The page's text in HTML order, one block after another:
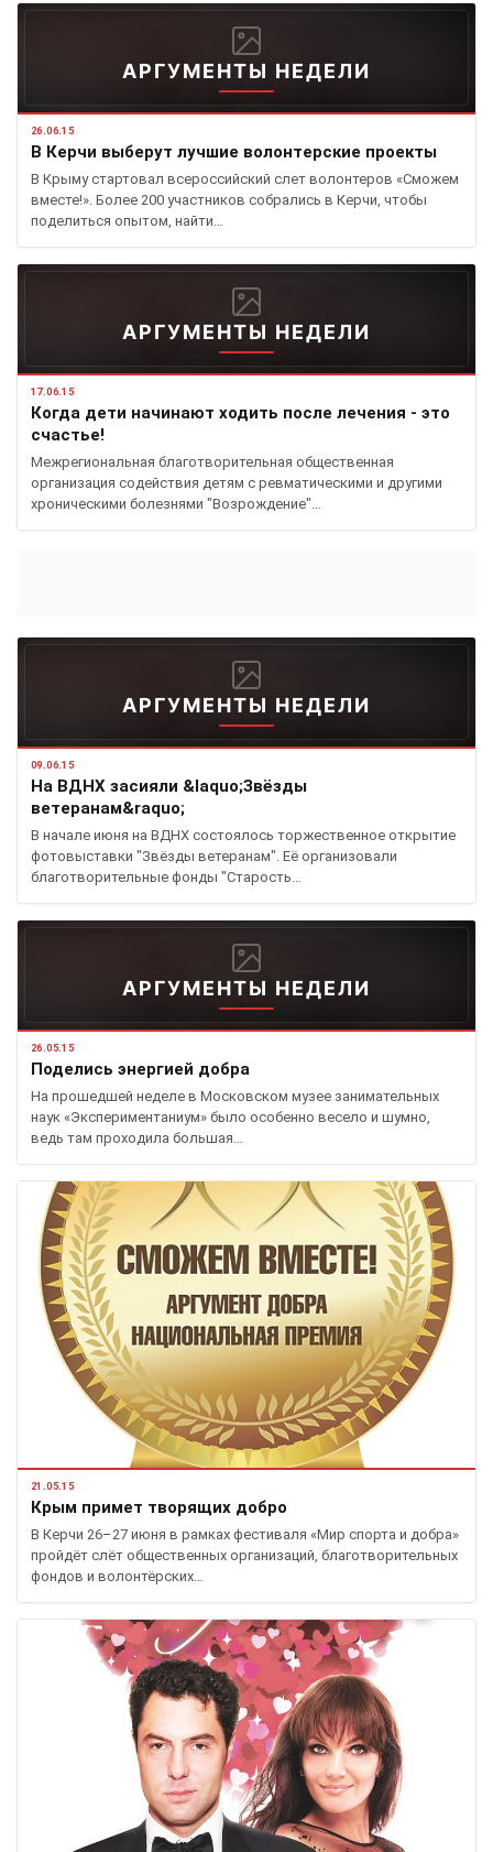
АРГУМЕНТЫ НЕДЕЛИ
26.06.15
В Керчи выберут лучшие волонтерские проекты
В Крыму стартовал всероссийский слет волонтеров «Сможем
вместе!». Более 200 участников собрались в Керчи, чтобы
поделиться опытом, найти…
АРГУМЕНТЫ НЕДЕЛИ
17.06.15
Когда дети начинают ходить после лечения - это
счастье!
Межрегиональная благотворительная общественная
организация содействия детям с ревматическими и другими
хроническими болезнями "Возрождение"…
АРГУМЕНТЫ НЕДЕЛИ
09.06.15
На ВДНХ засияли &laquo;Звёзды
ветеранам&raquo;
В начале июня на ВДНХ состоялось торжественное открытие
фотовыставки "Звёзды ветеранам". Её организовали
благотворительные фонды "Старость…
АРГУМЕНТЫ НЕДЕЛИ
26.05.15
Поделись энергией добра
На прошедшей неделе в Московском музее занимательных
наук «Экспериментаниум» было особенно весело и шумно,
ведь там проходила большая…
21.05.15
Крым примет творящих добро
В Керчи 26–27 июня в рамках фестиваля «Мир спорта и добра»
пройдёт слёт общественных организаций, благотворительных
фондов и волонтёрских…